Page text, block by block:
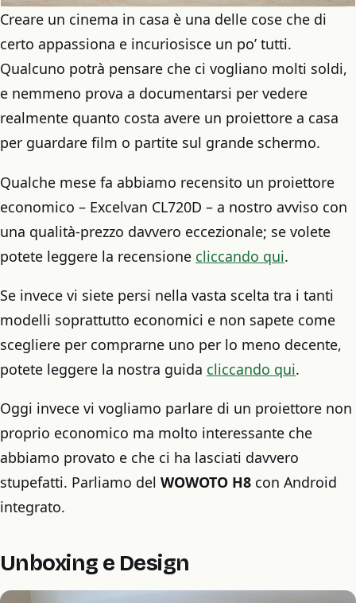
Creare un cinema in casa è una delle cose che di
certo appassiona e incuriosisce un po’ tutti.
Qualcuno potrà pensare che ci vogliano molti soldi,
e nemmeno prova a documentarsi per vedere
realmente quanto costa avere un proiettore a casa
per guardare film o partite sul grande schermo.
Qualche mese fa abbiamo recensito un proiettore
economico – Excelvan CL720D – a nostro avviso con
una qualità-prezzo davvero eccezionale; se volete
potete leggere la recensione cliccando qui.
Se invece vi siete persi nella vasta scelta tra i tanti
modelli soprattutto economici e non sapete come
scegliere per comprarne uno per lo meno decente,
potete leggere la nostra guida cliccando qui.
Oggi invece vi vogliamo parlare di un proiettore non
proprio economico ma molto interessante che
abbiamo provato e che ci ha lasciati davvero
stupefatti. Parliamo del WOWOTO H8 con Android
integrato.
Unboxing e Design